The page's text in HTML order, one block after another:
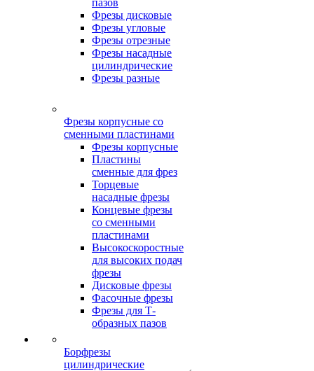
пазов
Фрезы дисковые
Фрезы угловые
Фрезы отрезные
Фрезы насадные
цилиндрические
Фрезы разные
Фрезы корпусные со
сменными пластинами
Фрезы корпусные
Пластины
сменные для фрез
Торцевые
насадные фрезы
Концевые фрезы
со сменными
пластинами
Высокоскоростные
для высоких подач
фрезы
Дисковые фрезы
Фасочные фрезы
Фрезы для Т-
образных пазов
Борфрезы
цилиндрические